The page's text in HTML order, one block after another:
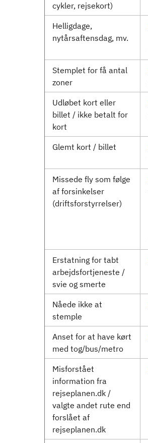
cykler, rejsekort)
Helligdage,
nytårsaftensdag, mv.
Stemplet for få antal
zoner
Udløbet kort eller
billet / ikke betalt for
kort
Glemt kort / billet
Missede fly som følge
af forsinkelser
(driftsforstyrrelser)
Erstatning for tabt
arbejdsfortjeneste /
svie og smerte
Nåede ikke at
stemple
Anset for at have kørt
med tog/bus/metro
Misforstået
information fra
rejseplanen.dk /
valgte andet rute end
forslået af
rejseplanen.dk